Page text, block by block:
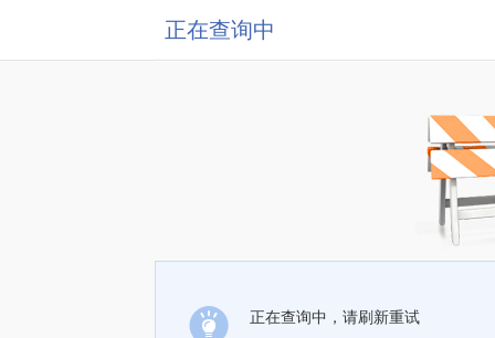
正在查询中
正在查询中，请刷新重试